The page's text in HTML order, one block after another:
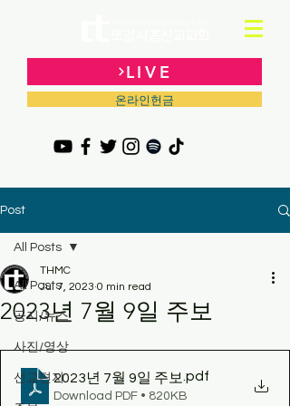
LIVE
온라인헌금
Post
All Posts
공지/뉴스
사진/영상
선교편지
All Posts
2023년 7월 9일 주보
THMC
Jul 7, 2023 0 min read
2023년 7월 9일 주보 .pdf
Download PDF • 820KB